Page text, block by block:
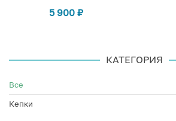
5 900 ₽
КАТЕГОРИЯ
Все
Кепки